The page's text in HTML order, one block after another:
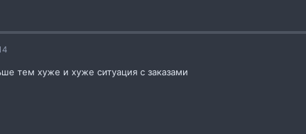
тем хуже и хуже ситуация с заказами